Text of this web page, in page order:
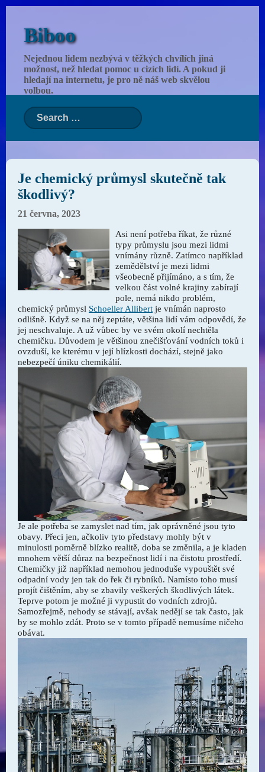
Biboo
Nejednou lidem nezbývá v těžkých chvílích jiná
možnost, než hledat pomoc u cizích lidí. A pokud ji
hledají na internetu, je pro ně náš web skvělou
volbou.
Je chemický průmysl skutečně tak
škodlivý?
21 června, 2023
Asi není potřeba říkat, že různé
typy průmyslu jsou mezi lidmi
vnímány různě. Zatímco například
zemědělství je mezi lidmi
všeobecně přijímáno, a s tím, že
velkou část volné krajiny zabírají
pole, nemá nikdo problém,
chemický průmysl Schoeller Allibert je vnímán naprosto
odlišně. Když se na něj zeptáte, většina lidí vám odpovědí, že
jej neschvaluje. A už vůbec by ve svém okolí nechtěla
chemičku. Důvodem je většinou znečišťování vodních toků i
ovzduší, ke kterému v její blízkosti dochází, stejně jako
nebezpečí úniku chemikálií.
Je ale potřeba se zamyslet nad tím, jak oprávněné jsou tyto
obavy. Přeci jen, ačkoliv tyto představy mohly být v
minulosti poměrně blízko realitě, doba se změnila, a je kladen
mnohem větší důraz na bezpečnost lidí i na čistotu prostředí.
Chemičky již například nemohou jednoduše vypouštět své
odpadní vody jen tak do řek či rybníků. Namísto toho musí
projít čištěním, aby se zbavily veškerých škodlivých látek.
Teprve potom je možné ji vypustit do vodních zdrojů.
Samozřejmě, nehody se stávají, avšak nedějí se tak často, jak
by se mohlo zdát. Proto se v tomto případě nemusíme ničeho
obávat.